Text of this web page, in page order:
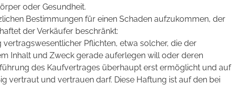
oder Gesundheit.
Bestimmungen für einen Schaden aufzukommen, der
der Verkäufer beschränkt:
Pflichten, etwa solcher, die der
Inhalt und Zweck gerade auferlegen will oder deren
des Kaufvertrages überhaupt erst ermöglicht und auf
vertraut und vertrauen darf. Diese Haftung ist auf den bei